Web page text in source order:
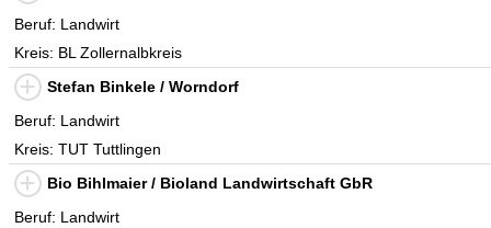
Beruf: Landwirt
Kreis: BL Zollernalbkreis
Stefan Binkele / Worndorf
Beruf: Landwirt
Kreis: TUT Tuttlingen
Bio Bihlmaier / Bioland Landwirtschaft GbR
Beruf: Landwirt